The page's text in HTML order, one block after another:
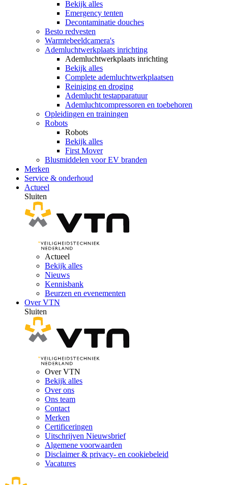
Bekijk alles
Emergency tenten
Decontaminatie douches
Besto redvesten
Warmtebeeldcamera's
Ademluchtwerkplaats inrichting
Ademluchtwerkplaats inrichting
Bekijk alles
Complete ademluchtwerkplaatsen
Reiniging en droging
Ademlucht testapparatuur
Ademluchtcompressoren en toebehoren
Opleidingen en trainingen
Robots
Robots
Bekijk alles
First Mover
Blusmiddelen voor EV branden
Merken
Service & onderhoud
Actueel
Sluiten
Actueel
Bekijk alles
Nieuws
Kennisbank
Beurzen en evenementen
Over VTN
Sluiten
Over VTN
Bekijk alles
Over ons
Ons team
Contact
Merken
Certificeringen
Uitschrijven Nieuwsbrief
Algemene voorwaarden
Disclaimer & privacy- en cookiebeleid
Vacatures